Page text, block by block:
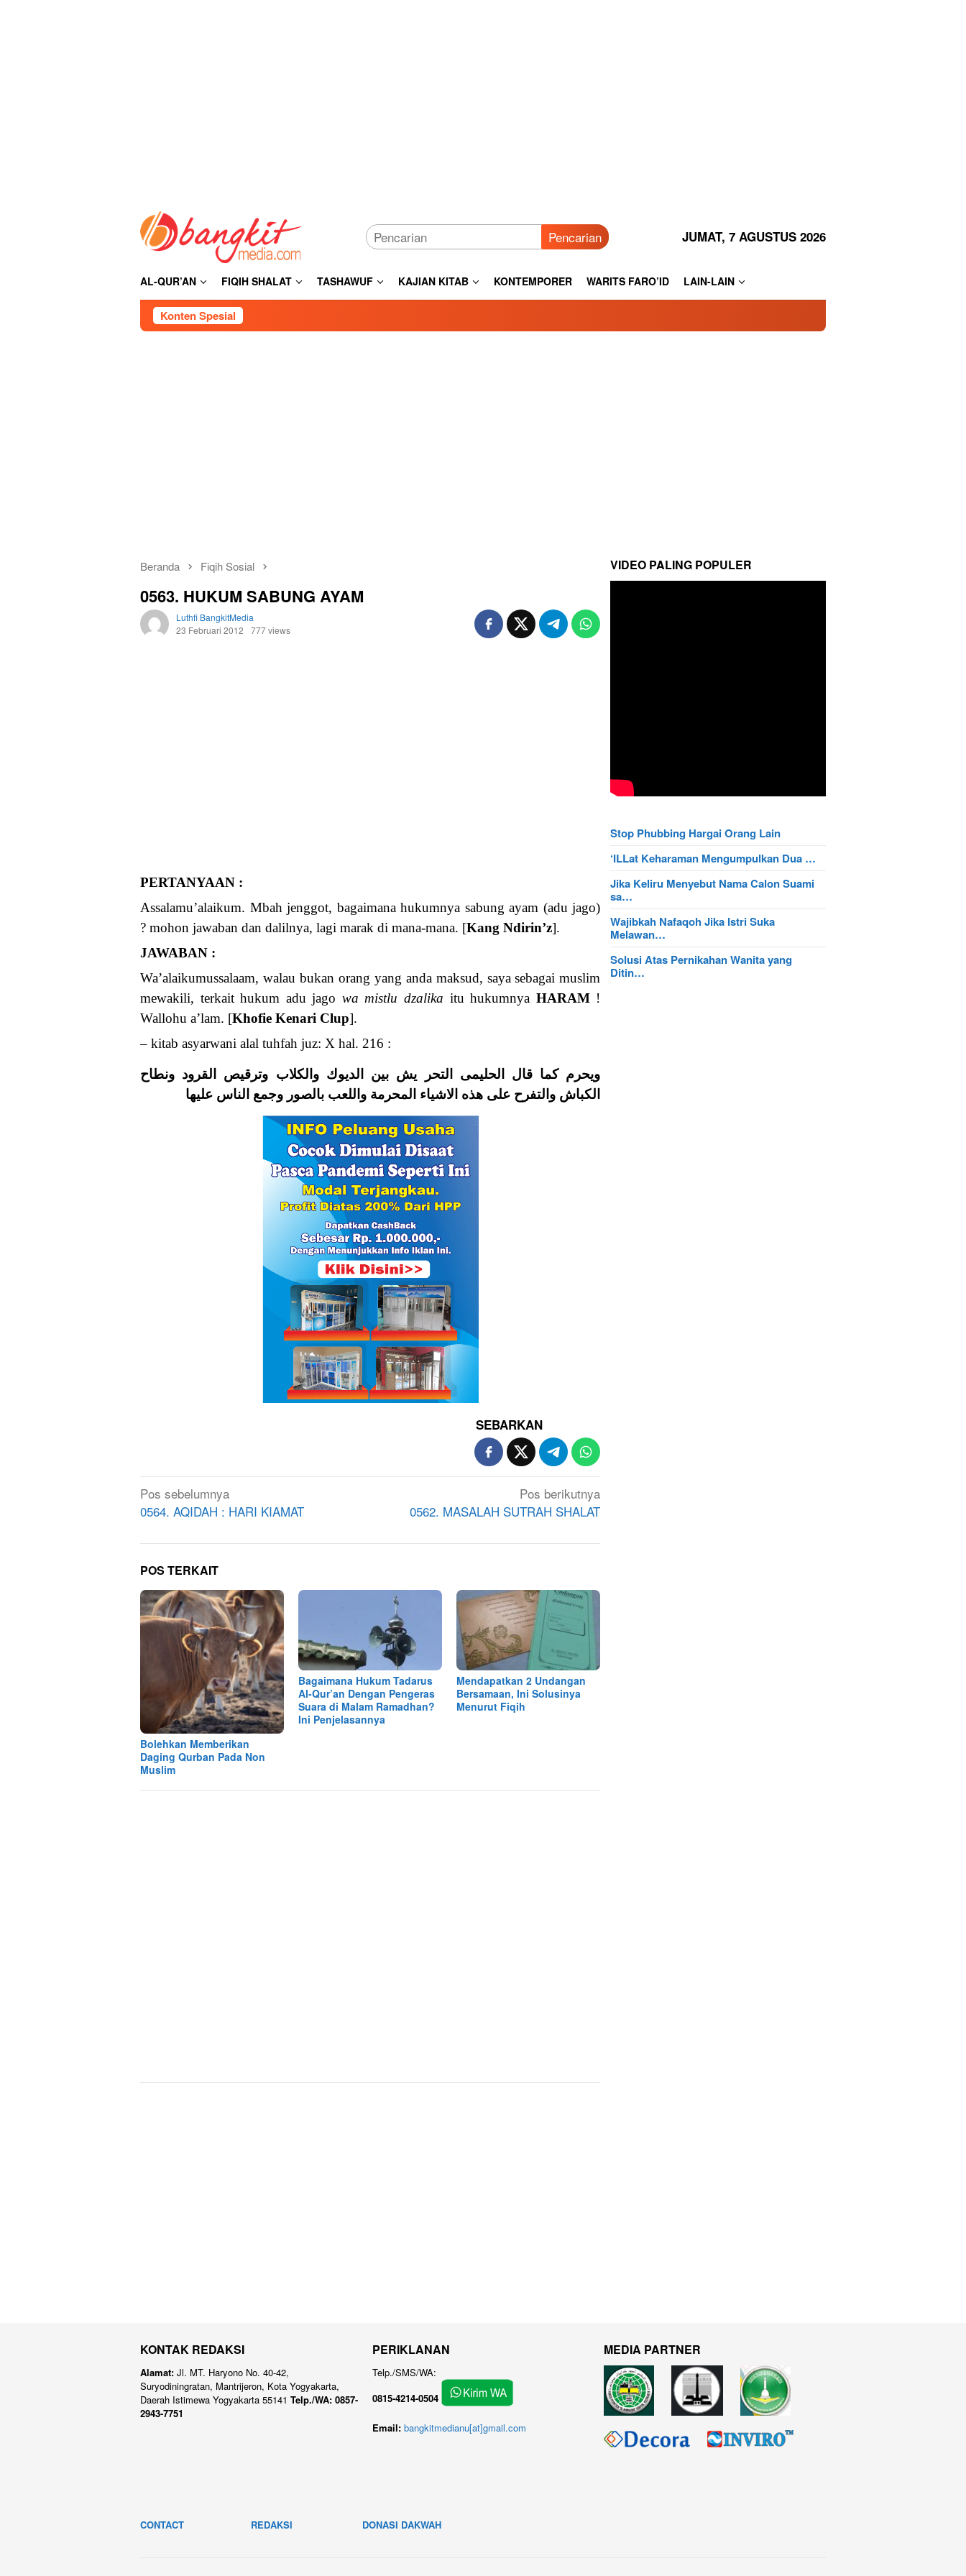
Pencarian JUMAT, 7 AGUSTUS 2026
AL-QUR’AN FIQIH SHALAT TASHAWUF KAJIAN KITAB KONTEMPORER WARITS FARO’ID LAIN-LAIN
Konten Spesial
Beranda Fiqih Sosial
0563. HUKUM SABUNG AYAM
Luthfi BangkitMedia
23 Februari 2012
777 views
PERTANYAAN :
Assalamu’alaikum. Mbah jenggot, bagaimana hukumnya sabung ayam (adu jago)
? mohon jawaban dan dalilnya, lagi marak di mana-mana. [Kang Ndirin’z].
JAWABAN :
Wa’alaikumussalaam, walau bukan orang yang anda maksud, saya sebagai muslim
mewakili, terkait hukum adu jago wa mistlu dzalika itu hukumnya HARAM!
Wallohu a’lam. [Khofie Kenari Clup].
– kitab asyarwani alal tuhfah juz: X hal. 216 :
ويحرم كما قال الحليمى التحر يش بين الديوك والكلاب وترقيص القرود ونطاح
الكباش والتفرح على هذه الاشياء المحرمة واللعب بالصور وجمع الناس عليها
SEBARKAN
Navigasi
pos
Pos sebelumnya
0564. AQIDAH : HARI KIAMAT
Pos berikutnya
0562. MASALAH SUTRAH SHALAT
POS TERKAIT
Bolehkan Memberikan
Daging Qurban Pada Non
Muslim
Bagaimana Hukum Tadarus
Al-Qur’an Dengan Pengeras
Suara di Malam Ramadhan?
Ini Penjelasannya
Mendapatkan 2 Undangan
Bersamaan, Ini Solusinya
Menurut Fiqih
VIDEO PALING POPULER
Stop Phubbing Hargai Orang Lain
‘ILLat Keharaman Mengumpulkan Dua …
Jika Keliru Menyebut Nama Calon Suami
sa…
Wajibkah Nafaqoh Jika Istri Suka
Melawan…
Solusi Atas Pernikahan Wanita yang
Ditin…
KONTAK REDAKSI
Alamat: Jl. MT. Haryono No. 40-42,
Suryodiningratan, Mantrijeron, Kota Yogyakarta,
Daerah Istimewa Yogyakarta 55141 Telp./WA: 0857-
2943-7751
PERIKLANAN
Telp./SMS/WA:
0815-4214-0504
Email: bangkitmedianu[at]gmail.com
MEDIA PARTNER
CONTACT REDAKSI DONASI DAKWAH